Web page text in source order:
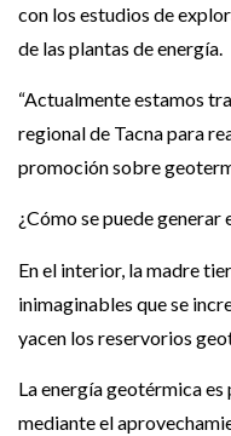
con los estudios de
de las plantas de energía.
“Actualmente estamos
regional de Tacna para
promoción sobre
¿Cómo se puede
En el interior, la madre
inimaginables que se
yacen los reservorios
La energía geotérmica
mediante el